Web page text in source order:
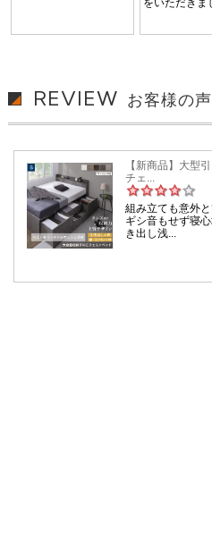
REVIEW お客様の声